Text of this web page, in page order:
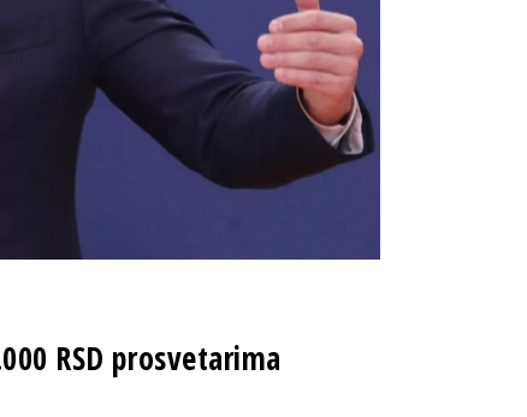
RSD prosvetarima